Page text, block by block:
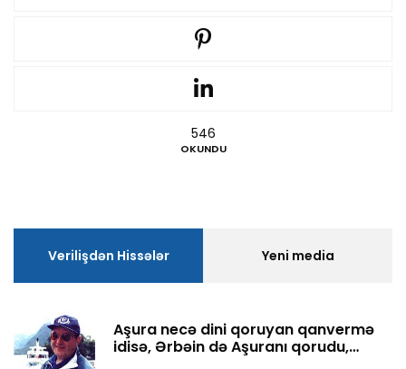
546
OKUNDU
Verilişdən Hissələr Yeni media
Aşura necə dini qoruyan qanvermə
idisə, Ərbəin də Aşuranı qorudu,